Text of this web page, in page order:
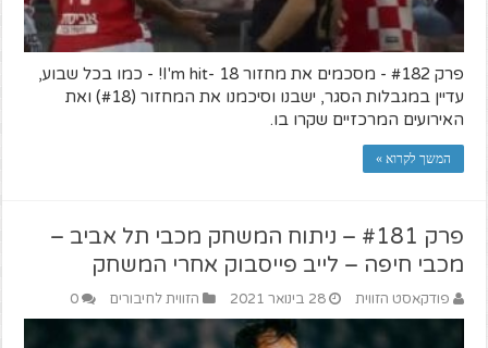
פרק #182 - מסכמים את מחזור 18 -I'm hit! - כמו בכל שבוע,
עדיין במגבלות הסגר, ישבנו וסיכמנו את המחזור (#18) ואת
האירועים המרכזיים שקרו בו.
המשך לקרוא »
פרק #181 – ניתוח המשחק מכבי תל אביב –
מכבי חיפה – לייב פייסבוק אחרי המשחק
פודקאסט הזווית 28 בינואר 2021 הזווית לחיבורים 0